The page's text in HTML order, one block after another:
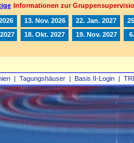
| Tagungshäuser | Basis II‑Login |
Informationen zur
13. Nov. 2026 22. Jan. 2027
18. Okt. 2027 19. Nov. 2027